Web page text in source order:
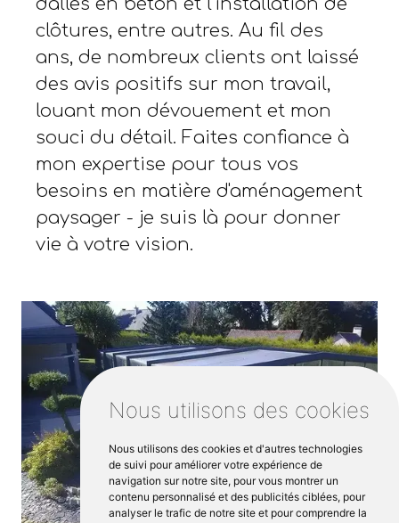
Nous utilisons des cookies
Nous utilisons des cookies et d'autres technologies
de suivi pour améliorer votre expérience de
navigation sur notre site, pour vous montrer un
contenu personnalisé et des publicités ciblées, pour
analyser le trafic de notre site et pour comprendre la
clôtures, entre autres. Au fil des
ans, de nombreux clients ont laissé
des avis positifs sur mon travail,
louant mon dévouement et mon
souci du détail. Faites confiance à
mon expertise pour tous vos
besoins en matière d'aménagement
paysager - je suis là pour donner
vie à votre vision.